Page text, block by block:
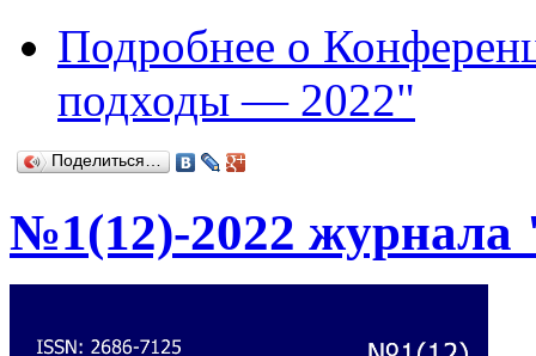
Подробнее о
подходы — 2022"
Поделиться…
№1(12)-2022 журнала